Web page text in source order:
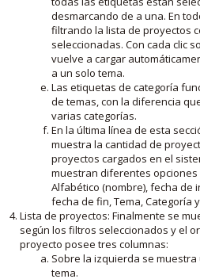
desmarcando de a una. En
filtrando la lista de proyectos
seleccionadas. Con cada clic
vuelve a cargar
a un solo tema.
Las etiquetas de categoría
de temas, con la diferencia
varias categorías.
En la última línea de esta
muestra la cantidad de
proyectos cargados en el
muestran diferentes
Alfabético (nombre), fecha de
fecha de fin, Tema, Categoría
Lista de proyectos: Finalmente se
según los filtros seleccionados y el
proyecto posee tres columnas:
Sobre la izquierda se
tema.